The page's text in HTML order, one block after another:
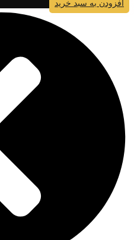
افزودن به سبد خرید